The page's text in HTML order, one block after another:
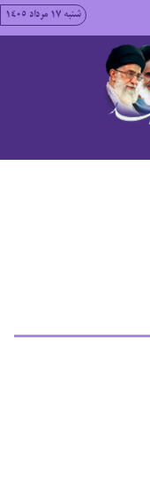
شنبه ١٧ مرداد ١٤٠٥